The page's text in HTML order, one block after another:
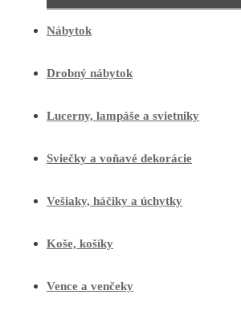
Nábytok
Drobný nábytok
Lucerny, lampáše a svietniky
Sviečky a voňavé dekorácie
Vešiaky, háčiky a úchytky
Koše, košíky
Vence a venčeky